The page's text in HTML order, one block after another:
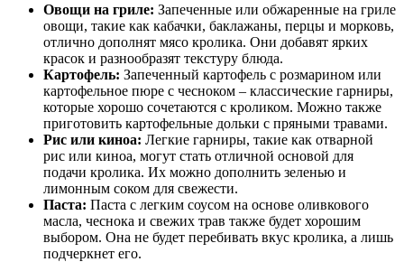
Овощи на гриле: Запеченные или обжаренные на гриле
овощи, такие как кабачки, баклажаны, перцы и морковь,
отлично дополнят мясо кролика. Они добавят ярких
красок и разнообразят текстуру блюда.
Картофель: Запеченный картофель с розмарином или
картофельное пюре с чесноком – классические гарниры,
которые хорошо сочетаются с кроликом. Можно также
приготовить картофельные дольки с пряными травами.
Рис или киноа: Легкие гарниры, такие как отварной
рис или киноа, могут стать отличной основой для
подачи кролика. Их можно дополнить зеленью и
лимонным соком для свежести.
Паста: Паста с легким соусом на основе оливкового
масла, чеснока и свежих трав также будет хорошим
выбором. Она не будет перебивать вкус кролика, а лишь
подчеркнет его.